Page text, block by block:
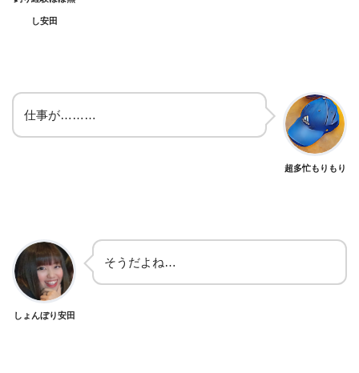
し安田
仕事が………
超多忙もりもり
しょんぼり安田
そうだよね…